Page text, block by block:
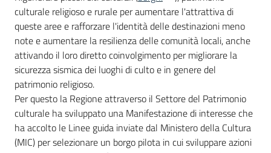
culturale religioso e rurale per aumentare l'attrattiva di
queste aree e rafforzare l'identità delle destinazioni meno
note e aumentare la resilienza delle comunità locali, anche
attivando il loro diretto coinvolgimento per migliorare la
sicurezza sismica dei luoghi di culto e in genere del
patrimonio religioso.
Per questo la Regione attraverso il Settore del Patrimonio
culturale ha sviluppato una Manifestazione di interesse che
ha accolto le Linee guida inviate dal Ministero della Cultura
(MIC) per selezionare un borgo pilota in cui sviluppare azioni